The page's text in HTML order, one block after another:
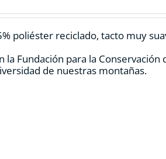
poliéster reciclado, tacto muy
Fundación para la
de nuestras montañas.